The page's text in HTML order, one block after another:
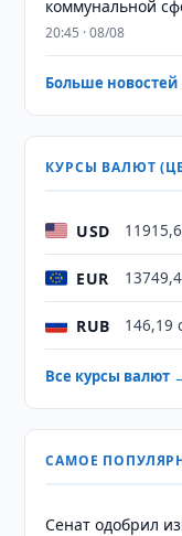
коммунальной
20:45 · 08/08
Больше
КУРСЫ ВАЛЮТ
USD
EUR
RUB 146,19
Все курсы валют
САМОЕ
Сенат одобрил